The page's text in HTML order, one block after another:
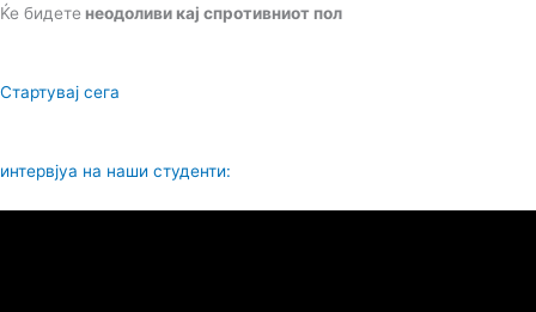
Ќе бидете неодоливи кај спротивниот пол
Стартувај сега
интервјуа на наши студенти: